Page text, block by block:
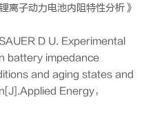
离子动力电池内阻特性分析》
D U. Experimental
battery impedance
and aging states and
Energy，